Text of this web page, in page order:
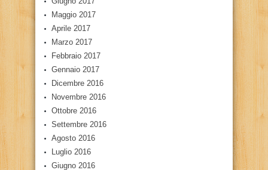
Maggio 2017
Aprile 2017
Marzo 2017
Febbraio 2017
Gennaio 2017
Dicembre 2016
Novembre 2016
Ottobre 2016
Settembre 2016
Agosto 2016
Luglio 2016
Giugno 2016